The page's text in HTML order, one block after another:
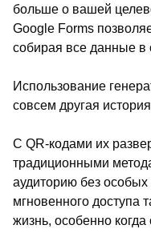
больше о вашей
Google Forms
собирая все данные в
Использование
совсем другая
С QR-кодами их
традиционными
аудиторию без
мгновенного доступа
жизнь, особенно когда